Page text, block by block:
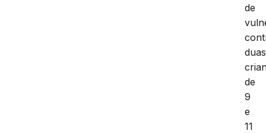
de
duas
de
9
e
11